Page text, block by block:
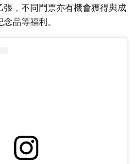
張，不同門票亦有機會獲得與成
品等福利。